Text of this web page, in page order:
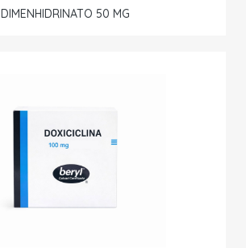
DIMENHIDRINATO 50 MG